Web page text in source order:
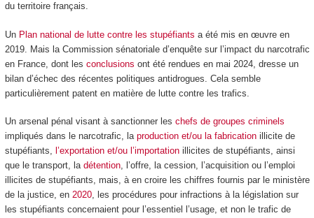
du territoire français.
Un Plan national de lutte contre les stupéfiants a été mis en œuvre en
2019. Mais la Commission sénatoriale d’enquête sur l’impact du narcotrafic
en France, dont les conclusions ont été rendues en mai 2024, dresse un
bilan d’échec des récentes politiques antidrogues. Cela semble
particulièrement patent en matière de lutte contre les trafics.
Un arsenal pénal visant à sanctionner les chefs de groupes criminels
impliqués dans le narcotrafic, la production et/ou la fabricationillicite de
stupéfiants, l’exportation et/ou l’importationillicites de stupéfiants, ainsi
que le transport, la détention, l’offre, la cession, l’acquisition ou l’emploi
illicites de stupéfiants, mais, à en croire les chiffres fournis par le ministère
de la justice, en 2020, les procédures pour infractions à la législation sur
les stupéfiants concernaient pour l’essentiel l’usage, et non le trafic de